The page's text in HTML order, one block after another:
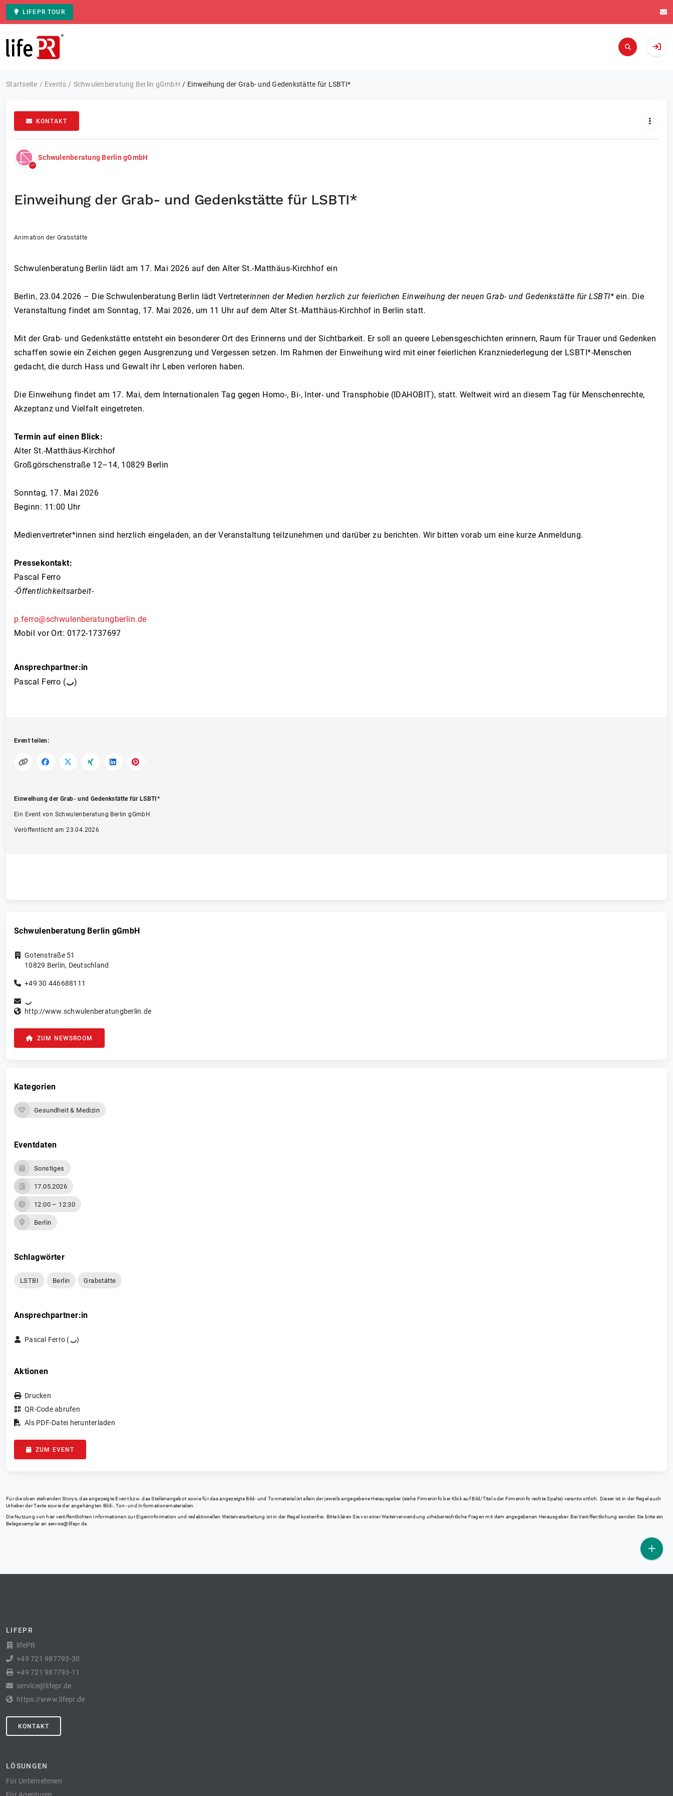
LIFEPR TOUR
Zur Startseite
Startseite Events Schwulenberatung Berlin gGmbH Einweihung der Grab- und Gedenkstätte für LSBTI*
KONTAKT
Schwulenberatung Berlin gGmbH
Einweihung der Grab- und Gedenkstätte für LSBTI*
Animation der Grabstätte
Schwulenberatung Berlin lädt am 17. Mai 2026 auf den Alter St.-Matthäus-Kirchhof ein
Berlin, 23.04.2026 – Die Schwulenberatung Berlin lädt Vertreterinnen der Medien herzlich zur feierlichen Einweihung der neuen Grab- und Gedenkstätte für LSBTI*ein. Die
Veranstaltung findet am Sonntag, 17. Mai 2026, um 11 Uhr auf dem Alter St.-Matthäus-Kirchhof in Berlin statt.
Mit der Grab- und Gedenkstätte entsteht ein besonderer Ort des Erinnerns und der Sichtbarkeit. Er soll an queere Lebensgeschichten erinnern, Raum für Trauer und Gedenken
schaffen sowie ein Zeichen gegen Ausgrenzung und Vergessen setzen. Im Rahmen der Einweihung wird mit einer feierlichen Kranzniederlegung der LSBTI*-Menschen
gedacht, die durch Hass und Gewalt ihr Leben verloren haben.
Die Einweihung findet am 17. Mai, dem Internationalen Tag gegen Homo-, Bi-, Inter- und Transphobie (IDAHOBIT), statt. Weltweit wird an diesem Tag für Menschenrechte,
Akzeptanz und Vielfalt eingetreten.
Termin auf einen Blick:
Alter St.-Matthäus-Kirchhof
Großgörschenstraße 12–14, 10829 Berlin
Sonntag, 17. Mai 2026
Beginn: 11:00 Uhr
Medienvertreter*innen sind herzlich eingeladen, an der Veranstaltung teilzunehmen und darüber zu berichten. Wir bitten vorab um eine kurze Anmeldung.
Pressekontakt:
Pascal Ferro
-Öffentlichkeitsarbeit-
p.ferro@schwulenberatungberlin.de
Mobil vor Ort: 0172-1737697
Ansprechpartner:in
Pascal Ferro (
)
Event teilen:
Einweihung der Grab- und Gedenkstätte für LSBTI*
Ein Event von Schwulenberatung Berlin gGmbH
Veröffentlicht am 23.04.2026
Schwulenberatung Berlin gGmbH
Gotenstraße 51
10829 Berlin, Deutschland
+49 30 446688111
http://www.schwulenberatungberlin.de
ZUM NEWSROOM
Kategorien
Gesundheit & Medizin
Eventdaten
Sonstiges
17.05.2026
12:00 – 12:30
Berlin
Schlagwörter
LSTBI Berlin Grabstätte
Ansprechpartner:in
Pascal Ferro ( )
Aktionen
Drucken
QR-Code abrufen
Als PDF-Datei herunterladen
ZUM EVENT
Für die oben stehenden Storys, das angezeigte Event bzw. das Stellenangebot sowie für das angezeigte Bild- und Tonmaterial ist allein der jeweils angegebene Herausgeber (siehe Firmeninfo bei Klick auf Bild/Titel oder Firmeninfo rechte Spalte) verantwortlich. Dieser ist in der Regel auch
Urheber der Texte sowie der angehängten Bild-, Ton- und Informationsmaterialien.
Die Nutzung von hier veröffentlichten Informationen zur Eigeninformation und redaktionellen Weiterverarbeitung ist in der Regel kostenfrei. Bitte klären Sie vor einer Weiterverwendung urheberrechtliche Fragen mit dem angegebenen Herausgeber. Bei Veröffentlichung senden Sie bitte ein
Belegexemplar an service@lifepr.de
LIFEPR
lifePR
+49 721 987793-30
+49 721 987793-11
service@lifepr.de
https://www.lifepr.de
KONTAKT
LÖSUNGEN
Für Unternehmen